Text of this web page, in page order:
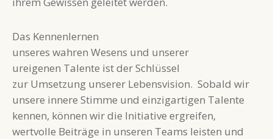
Das Kennenlernen
unseres wahren Wesens und unserer
ureigenen Talente ist der Schlüssel
zur Umsetzung unserer Lebensvision. Sobald wir
unsere innere Stimme und einzigartigen Talente
kennen, können wir die Initiative ergreifen,
wertvolle Beiträge in unseren Teams leisten und